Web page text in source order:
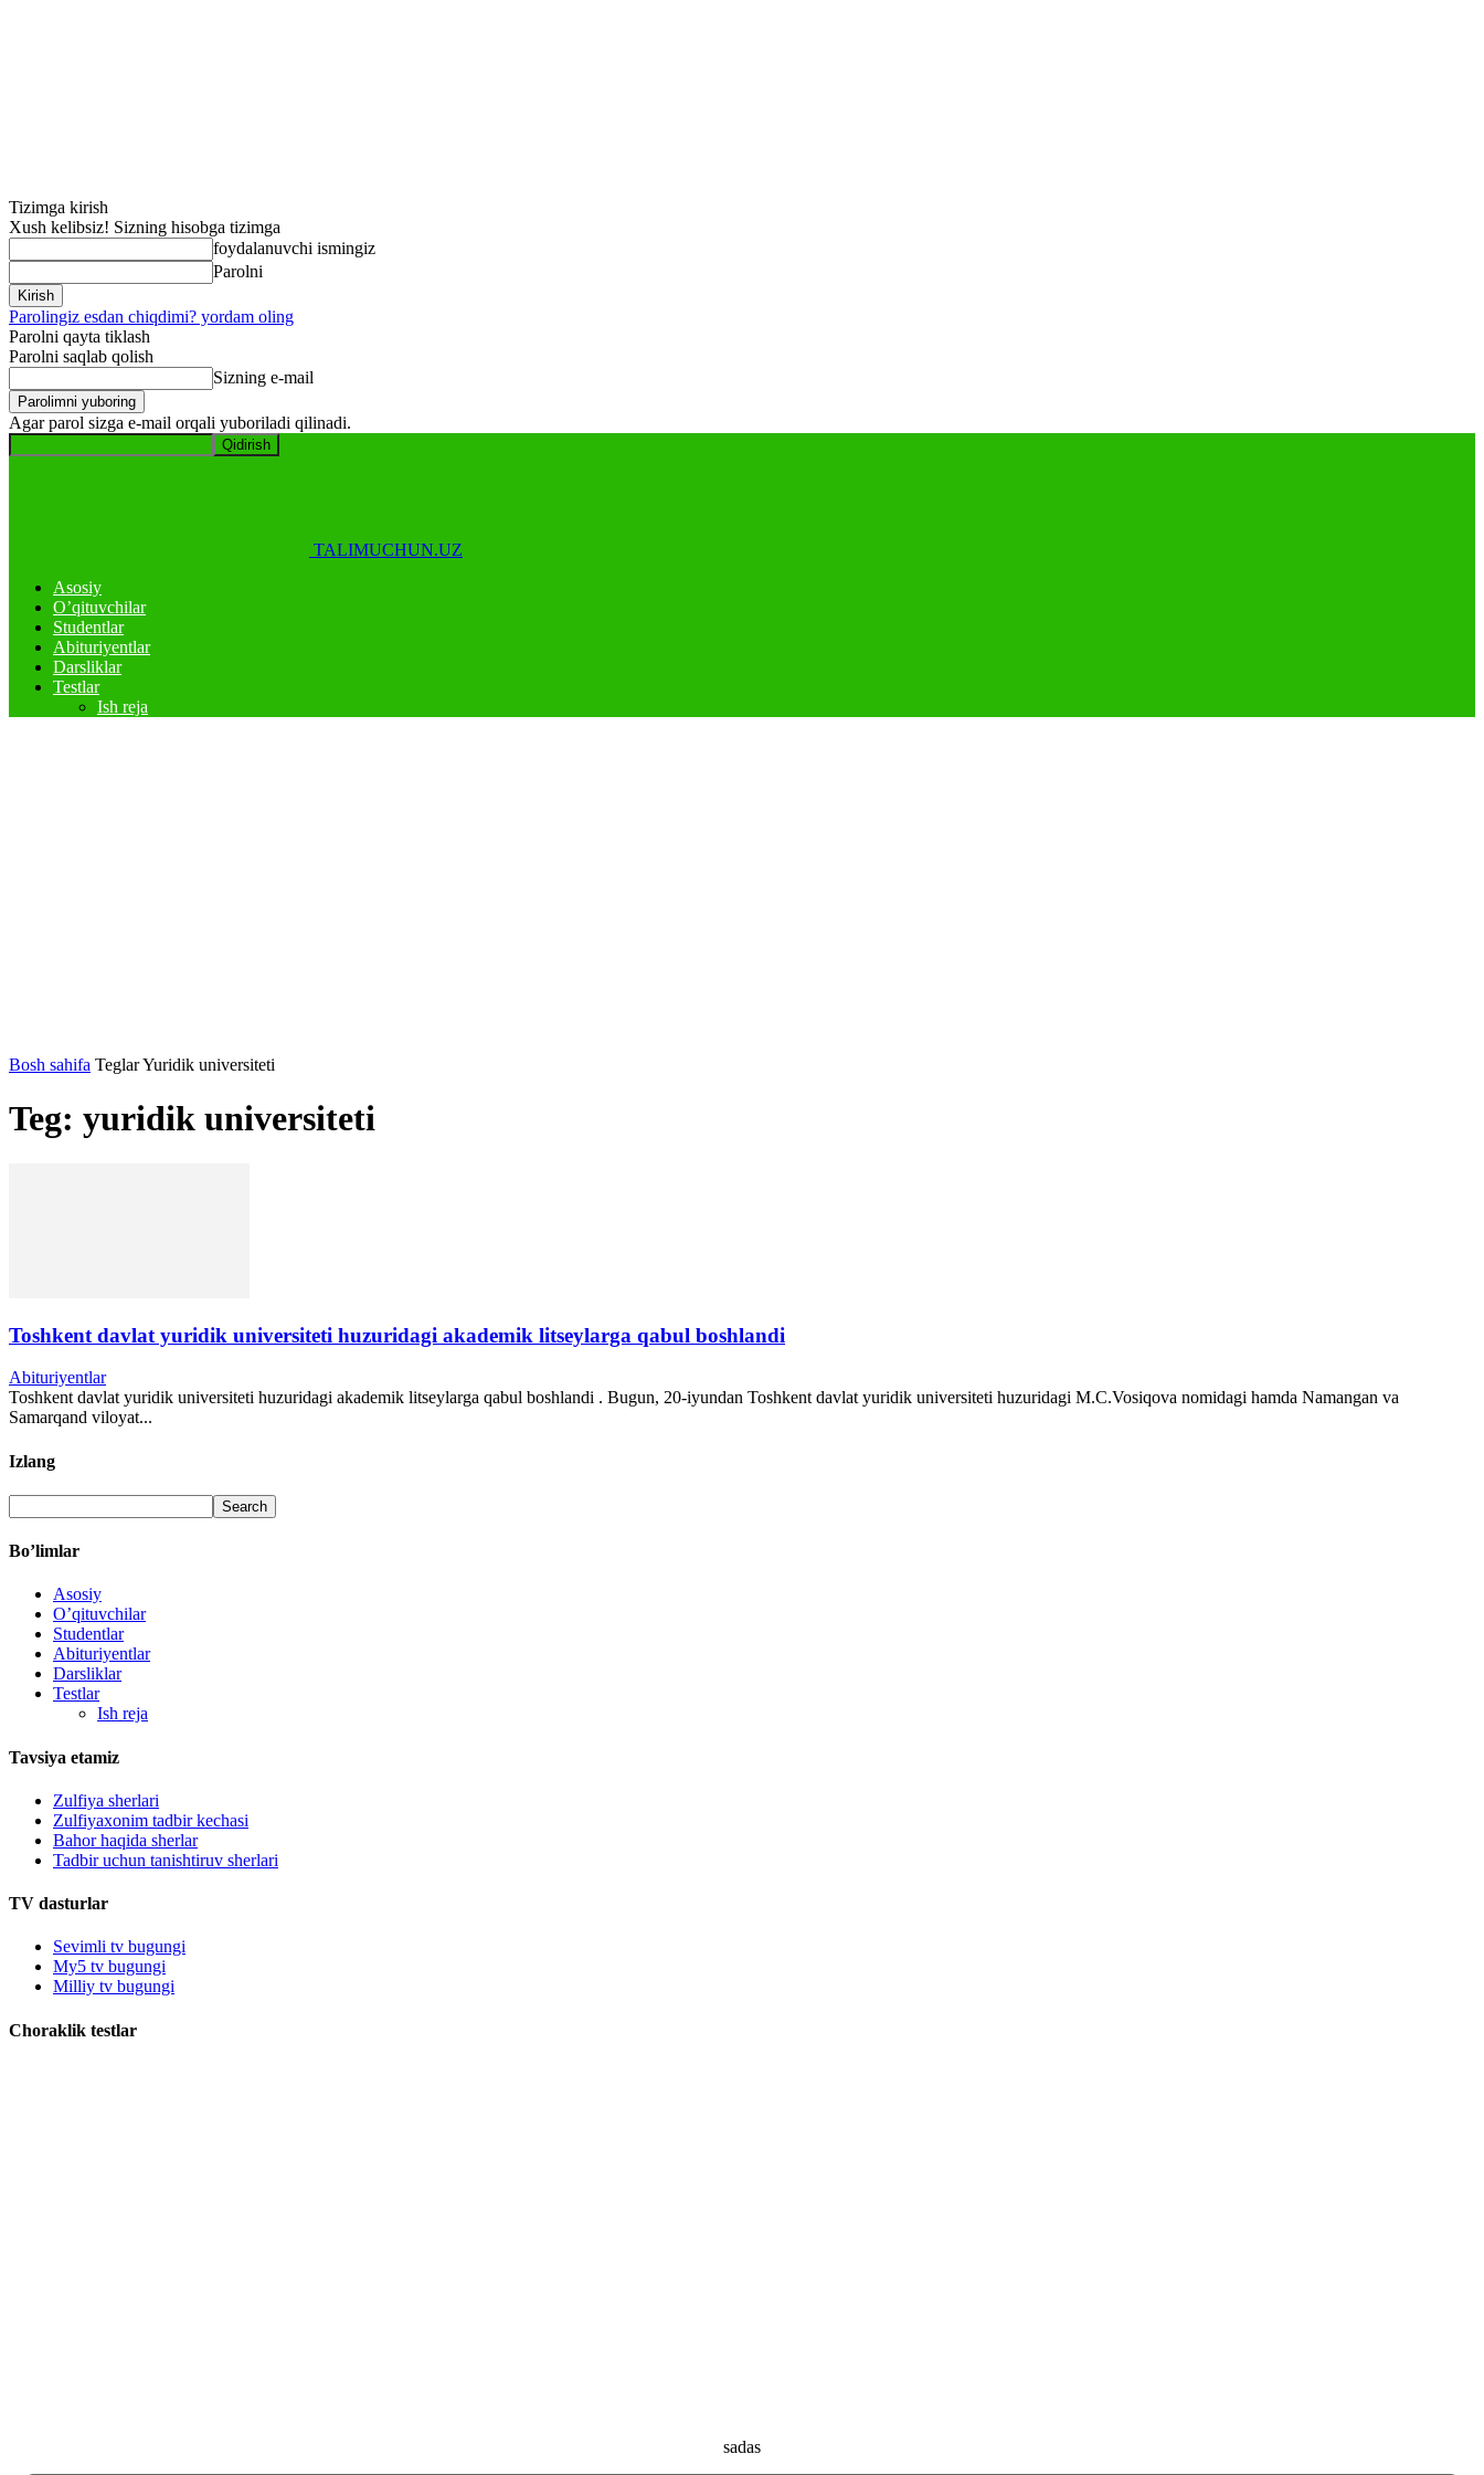
Tizimga kirish
Xush kelibsiz! Sizning hisobga tizimga
foydalanuvchi ismingiz
Parolni
Parolingiz esdan chiqdimi? yordam oling
Parolni qayta tiklash
Parolni saqlab qolish
Sizning e-mail
Agar parol sizga e-mail orqali yuboriladi qilinadi.
TALIMUCHUN.UZ
Asosiy
O’qituvchilar
Studentlar
Abituriyentlar
Darsliklar
Testlar
Ish reja
Bosh sahifa TeglarYuridik universiteti
Teg: yuridik universiteti
Toshkent davlat yuridik universiteti huzuridagi akademik litseylarga qabul boshlandi
Abituriyentlar
Toshkent davlat yuridik universiteti huzuridagi akademik litseylarga qabul boshlandi . Bugun, 20-iyundan Toshkent davlat yuridik universiteti huzuridagi M.C.Vosiqova nomidagi hamda Namangan va
Samarqand viloyat...
Izlang
Bo’limlar
Asosiy
O’qituvchilar
Studentlar
Abituriyentlar
Darsliklar
Testlar
Ish reja
Tavsiya etamiz
Zulfiya sherlari
Zulfiyaxonim tadbir kechasi
Bahor haqida sherlar
Tadbir uchun tanishtiruv sherlari
TV dasturlar
Sevimli tv bugungi
My5 tv bugungi
Milliy tv bugungi
Choraklik testlar
sadas